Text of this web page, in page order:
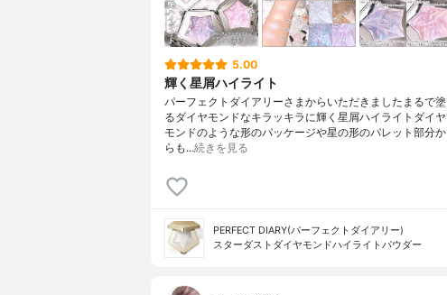
5.00
輝く星屑ハイライト
パーフェクトダイアリーさまからいただきましたまるで塗
るダイヤモンドなキラッキラに輝く星屑ハイライトダイヤ
モンドのような形のパッケージや星の形のパレット部分か
らも…続きを見る
PERFECT DIARY(パーフェクトダイアリー)
スターダストダイヤモンドハイライトパウダー